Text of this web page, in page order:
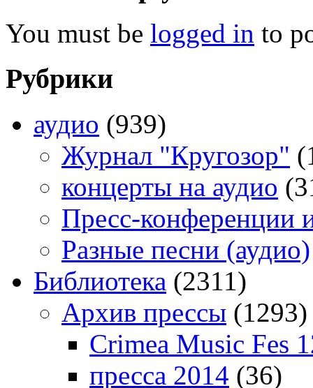
You must be logged in to
Рубрики
аудио (939)
Журнал "Кругозор"
концерты на аудио
Пресс-конференции
Разные песни (аудио)
Библиотека (2311)
Архив прессы (1293)
Crimea Music Fes
пресса 2014 (36)